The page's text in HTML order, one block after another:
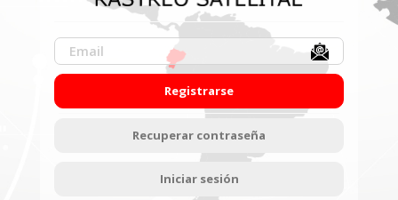
Registrarse
Recuperar contraseña
Iniciar sesión